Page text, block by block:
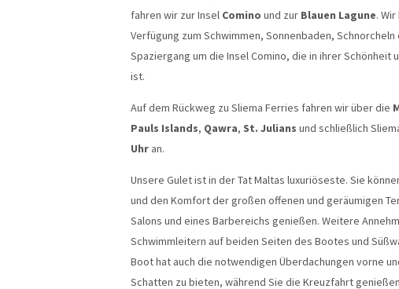
fahren wir zur Insel Comino und zur Blauen Lagune.
Verfügung zum Schwimmen, Sonnenbaden,
Spaziergang um die Insel Comino, die in ihrer Schönheit
ist.
Auf dem Rückweg zu Sliema Ferries fahren wir über die
Pauls Islands, Qawra, St. Julians und schließlich
Uhr an.
Unsere Gulet ist in der Tat Maltas luxuriöseste. Sie
und den Komfort der großen offenen und geräumigen
Salons und eines Barbereichs genießen. Weitere
Schwimmleitern auf beiden Seiten des Bootes und
Boot hat auch die notwendigen Überdachungen vorne
Schatten zu bieten, während Sie die Kreuzfahrt